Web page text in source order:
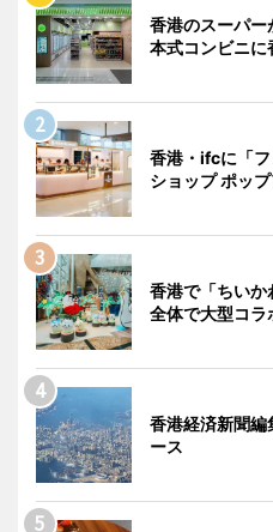
香港のスーパ
本式コンビニに
香港・ifcに「
ショップ ポッ
香港で「ちいか
全体で大型コラ
香港経済新聞
ース